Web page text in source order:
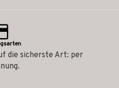
die sicherste Art: per